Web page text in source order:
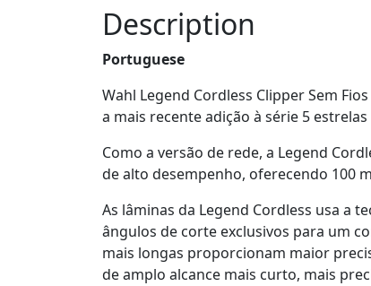
Description
Portuguese
Wahl Legend Cordless Clipper Sem
a mais recente adição à série 5
Como a versão de rede, a Legend
de alto desempenho, oferecendo 100
As lâminas da Legend Cordless usa a
ângulos de corte exclusivos para um
mais longas proporcionam maior
de amplo alcance mais curto, mais